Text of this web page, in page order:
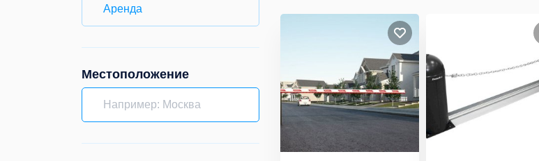
Аренда
Местоположение